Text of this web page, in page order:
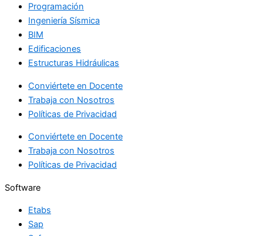
Programación
Ingeniería Sísmica
BIM
Edificaciones
Estructuras Hidráulicas
Conviértete en Docente
Trabaja con Nosotros
Políticas de Privacidad
Conviértete en Docente
Trabaja con Nosotros
Políticas de Privacidad
Software
Etabs
Sap